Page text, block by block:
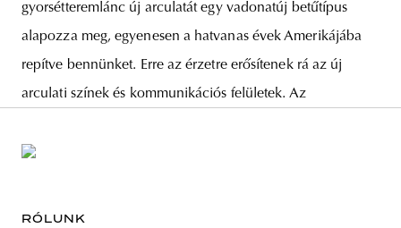
gyorsétteremlánc új arculatát egy vadonatúj betűtípus
alapozza meg, egyenesen a hatvanas évek Amerikájába
repítve bennünket. Erre az érzetre erősítenek rá az új
arculati színek és kommunikációs felületek. Az
RÓLUNK